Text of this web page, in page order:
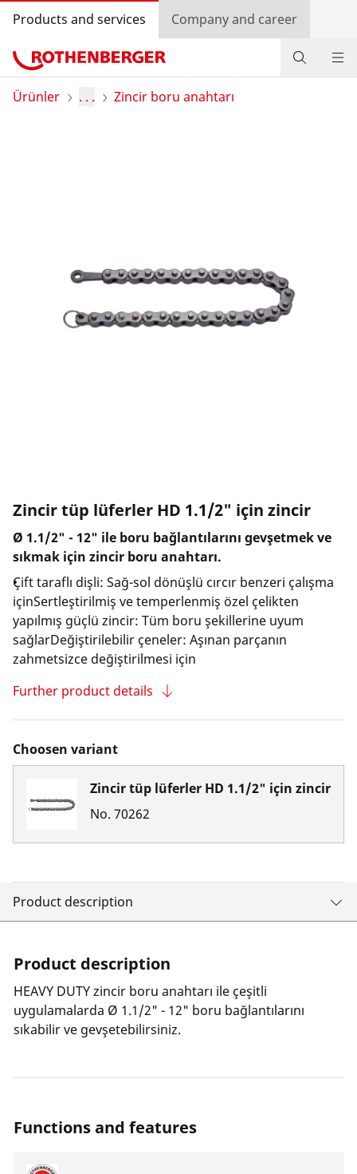
Products and services Company and career
Ürünler
Company and career
Ürünler . . . Zincir boru anahtarı
Zincir tüp lüferler HD 1.1/2" için zincir
Ø 1.1/2" - 12" ile boru bağlantılarını gevşetmek ve
sıkmak için zincir boru anahtarı.
Çift taraflı dişli: Sağ-sol dönüşlü cırcır benzeri çalışma
içinSertleştirilmiş ve temperlenmiş özel çelikten
yapılmış güçlü zincir: Tüm boru şekillerine uyum
sağlarDeğiştirilebilir çeneler: Aşınan parçanın
zahmetsizce değiştirilmesi için
Further product details
Choosen variant
Zincir tüp lüferler HD 1.1/2" için zincir
No. 70262
Product description
Product description
HEAVY DUTY zincir boru anahtarı ile çeşitli
uygulamalarda Ø 1.1/2" - 12" boru bağlantılarını
sıkabilir ve gevşetebilirsiniz.
Functions and features